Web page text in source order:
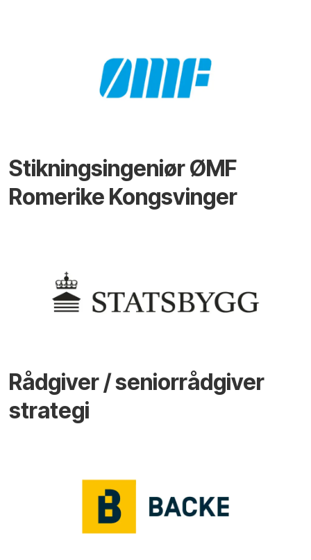
Stikningsingeniør ØMF
Romerike Kongsvinger
Rådgiver / seniorrådgiver
strategi